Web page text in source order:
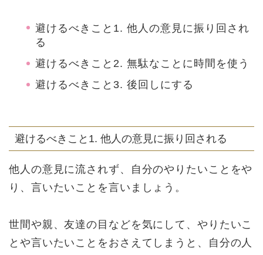
避けるべきこと1. 他人の意見に振り回され
る
避けるべきこと2. 無駄なことに時間を使う
避けるべきこと3. 後回しにする
避けるべきこと1. 他人の意見に振り回される
他人の意見に流されず、自分のやりたいことをや
り、言いたいことを言いましょう。
世間や親、友達の目などを気にして、やりたいこ
とや言いたいことをおさえてしまうと、自分の人